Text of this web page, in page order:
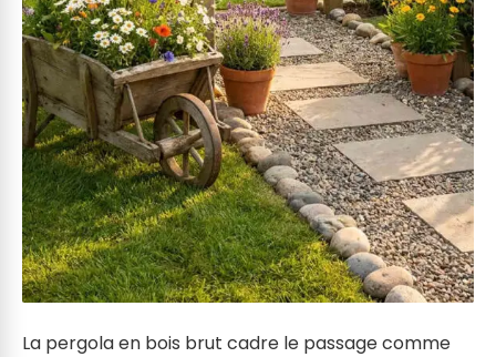
La pergola en bois brut cadre le passage comme